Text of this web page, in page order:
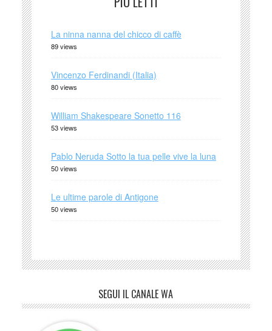
La ninna nanna del chicco di caffè
89 views
Vincenzo Ferdinandi (Italia)
80 views
William Shakespeare Sonetto 116
53 views
Pablo Neruda Sotto la tua pelle vive la luna
50 views
Le ultime parole di Antigone
50 views
SEGUI IL CANALE WA